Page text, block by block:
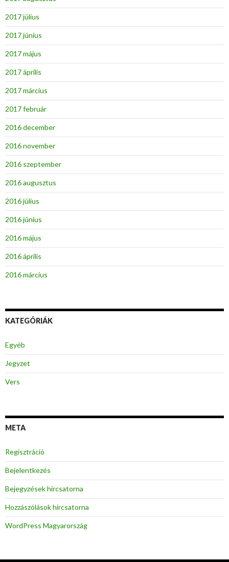
2017 július
2017 június
2017 május
2017 április
2017 március
2017 február
2016 december
2016 november
2016 szeptember
2016 augusztus
2016 július
2016 június
2016 május
2016 április
2016 március
KATEGÓRIÁK
Egyéb
Jegyzet
Vers
META
Regisztráció
Bejelentkezés
Bejegyzések hírcsatorna
Hozzászólások hírcsatorna
WordPress Magyarország